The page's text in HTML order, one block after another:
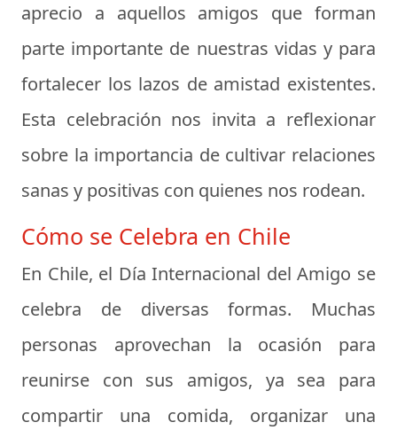
aprecio a aquellos amigos que forman
parte importante de nuestras vidas y para
fortalecer los lazos de amistad existentes.
Esta celebración nos invita a reflexionar
sobre la importancia de cultivar relaciones
sanas y positivas con quienes nos rodean.
Cómo se Celebra en Chile
En Chile, el Día Internacional del Amigo se
celebra de diversas formas. Muchas
personas aprovechan la ocasión para
reunirse con sus amigos, ya sea para
compartir una comida, organizar una